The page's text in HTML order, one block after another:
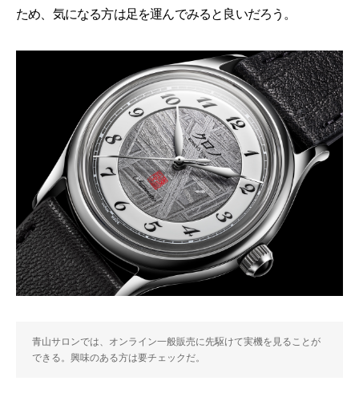
ため、気になる方は足を運んでみると良いだろう。
青山サロンでは、オンライン一般販売に先駆けて実機を見ることが
できる。興味のある方は要チェックだ。